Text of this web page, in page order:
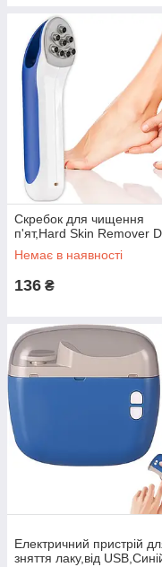
Скребок для чищення
п'ят,Hard Skin Remover
Немає в наявності
136 ₴
Електричний пристрій
зняття лаку,від